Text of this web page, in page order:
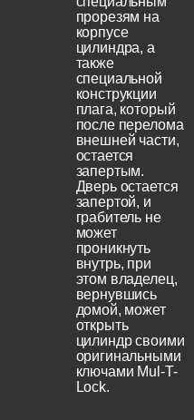
прорезям на
корпусе
цилиндра, а
также
специальной
конструкции
плага, который
после перелома
внешней части,
остается
запертым.
Дверь остается
запертой, и
грабитель не
может
проникнуть
внутрь, при
этом владелец,
вернувшись
домой, может
открыть
цилиндр своими
оригинальными
ключами Mul-T-
Lock.